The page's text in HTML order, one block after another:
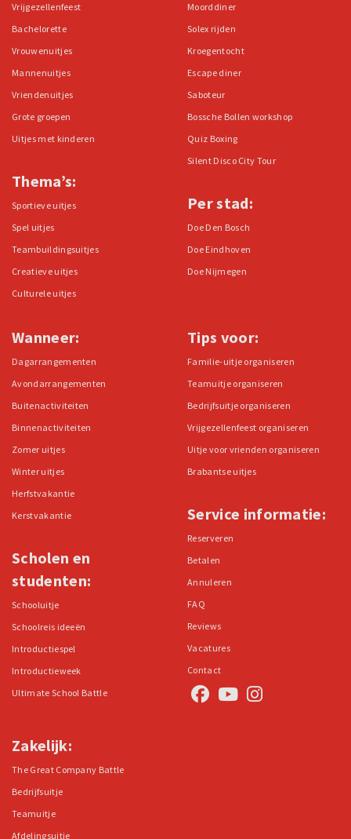
Vrijgezellenfeest
Bachelorette
Vrouwenuitjes
Mannenuitjes
Vriendenuitjes
Grote groepen
Uitjes met kinderen
Thema’s:
Sportieve uitjes
Spel uitjes
Teambuildingsuitjes
Creatieve uitjes
Culturele uitjes
Moorddiner
Solex rijden
Kroegentocht
Escape diner
Saboteur
Bossche Bollen workshop
Quiz Boxing
Silent Disco City Tour
Per stad:
Doe Den Bosch
Doe Eindhoven
Doe Nijmegen
Wanneer:
Dagarrangementen
Avondarrangementen
Buitenactiviteiten
Binnenactiviteiten
Zomer uitjes
Winter uitjes
Herfstvakantie
Kerstvakantie
Scholen en
studenten:
Schooluitje
Schoolreis ideeën
Introductiespel
Introductieweek
Ultimate School Battle
Tips voor:
Familie-uitje organiseren
Teamuitje organiseren
Bedrijfsuitje organiseren
Vrijgezellenfeest organiseren
Uitje voor vrienden organiseren
Brabantse uitjes
Service informatie:
Reserveren
Betalen
Annuleren
FAQ
Reviews
Vacatures
Contact
Zakelijk:
The Great Company Battle
Bedrijfsuitje
Teamuitje
Afdelingsuitje